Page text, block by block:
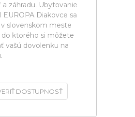
záhradu. Ubytovanie
EUROPA Diakovce sa
v slovenskom meste
do ktorého si môžete
vašú dovolenku na
DOSTUPNOSŤ